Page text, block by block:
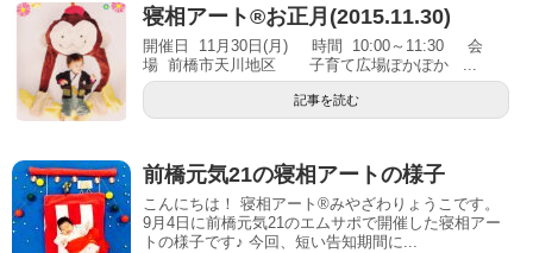
寝相アート®お正月(2015.11.30)
開催日 11月30日(月) 時間 10:00～11:30 会
場 前橋市天川地区 子育て広場ぽかぽか ...
記事を読む
前橋元気21の寝相アートの様子
こんにちは！ 寝相アート®︎みやざわりょうこです。
9月4日に前橋元気21のエムサポで開催した寝相アー
トの様子です♪ 今回、短い告知期間に...